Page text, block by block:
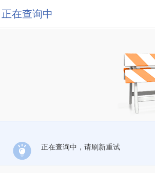
正在查询中
正在查询中，请刷新重试